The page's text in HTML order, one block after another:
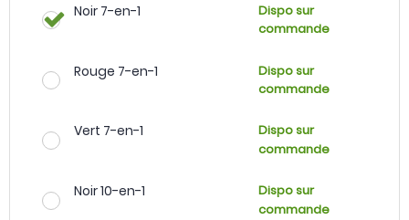
Noir 7-en-1
Dispo sur
commande
Rouge 7-en-1
Dispo sur
commande
Vert 7-en-1
Dispo sur
commande
Noir 10-en-1
Dispo sur
commande